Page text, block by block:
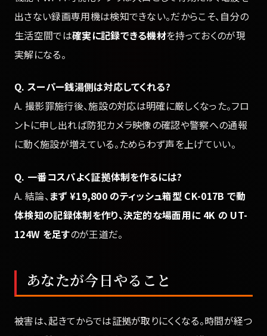
出さない録画専用機は検知できない。だからこそ、自分の
生活空間では確実に記録できる機材を持っておくのが現
実解になる。
Q. スーパー銭湯側は対応してくれる?
A. 撮影罪施行後、施設の対応は明確に厳しくなった。フロ
ントに申し出れば防犯カメラ映像の確認や警察への通報
に動く施設が増えている。ためらわず声を上げていい。
Q. 一番コスパよく証拠体制を作るには?
A. 結論、 まず ¥19,800 のティッシュ箱型 CK-017B で動
体検知の記録体制を作り、決定的な場面用に 4K の UT-
124W を足すのが王道だ。
あなたが今日やること
被害は、起きてからでは証拠が取りにくくなる。時間が経つ